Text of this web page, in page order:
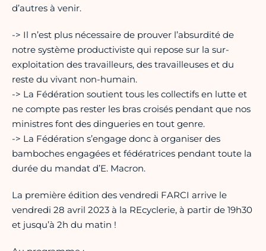
d’autres à venir.
-> Il n’est plus nécessaire de prouver l’absurdité de
notre système productiviste qui repose sur la sur-
exploitation des travailleurs, des travailleuses et du
reste du vivant non-humain.
-> La Fédération soutient tous les collectifs en lutte et
ne compte pas rester les bras croisés pendant que nos
ministres font des dingueries en tout genre.
-> La Fédération s’engage donc à organiser des
bamboches engagées et fédératrices pendant toute la
durée du mandat d’E. Macron.
La première édition des vendredi FARCI arrive le
vendredi 28 avril 2023 à la REcyclerie, à partir de 19h30
et jusqu’à 2h du matin !